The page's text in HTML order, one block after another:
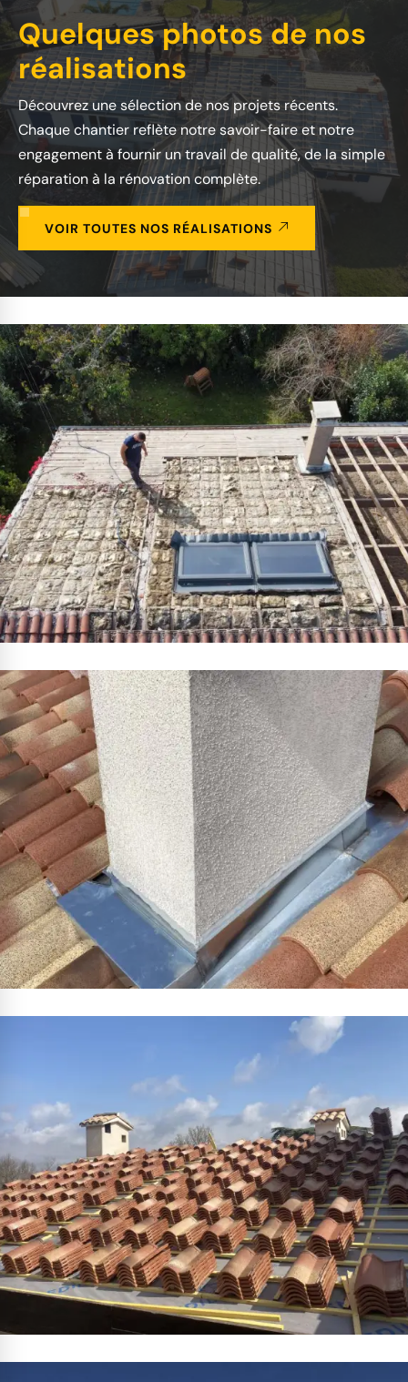
Quelques photos de nos
réalisations
Découvrez une sélection de nos projets récents.
Chaque chantier reflète notre savoir-faire et notre
engagement à fournir un travail de qualité, de la simple
réparation à la rénovation complète.
VOIR TOUTES NOS RÉALISATIONS